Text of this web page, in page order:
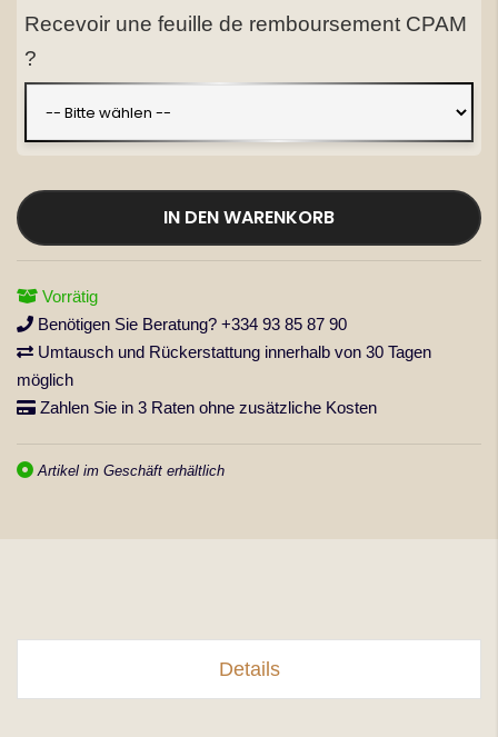
Recevoir une feuille de remboursement CPAM
?
IN DEN WARENKORB
Vorrätig
Benötigen Sie Beratung? +334 93 85 87 90
Umtausch und Rückerstattung innerhalb von 30 Tagen
möglich
Zahlen Sie in 3 Raten ohne zusätzliche Kosten
Artikel im Geschäft erhältlich
Details